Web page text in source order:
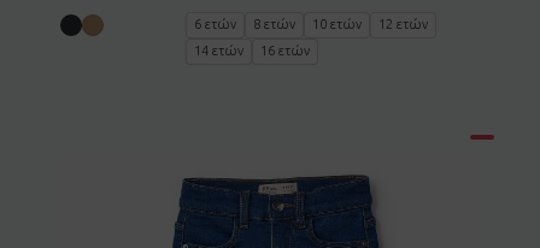
6 ετών 8 ετών 10 ετών
12 ετών
14 ετών
16 ετών